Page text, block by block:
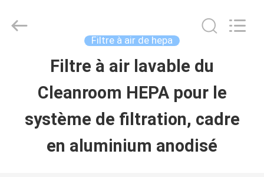
MAISON
KeLing
Purification
Filtre à air de hepa
Filtre à air lavable du
Cleanroom HEPA pour le
système de filtration, cadre
en aluminium anodisé